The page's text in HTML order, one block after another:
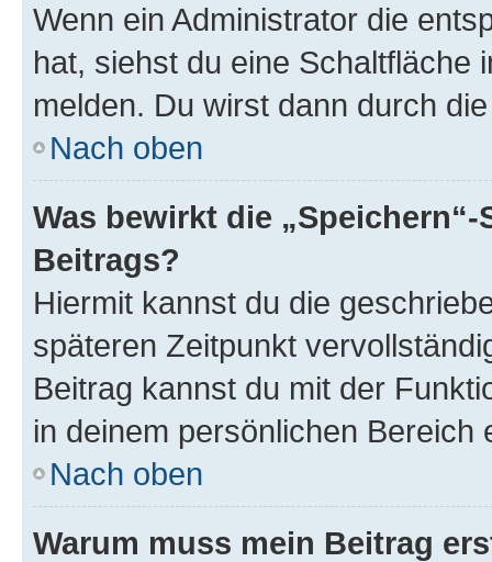
Wenn ein Administrator die
hat, siehst du eine Schaltfläche
melden. Du wirst dann durch
Nach oben
Was bewirkt die
Beitrags?
Hiermit kannst du die
späteren Zeitpunkt
Beitrag kannst du mit der
in deinem persönlichen Bereich
Nach oben
Warum muss mein Beitrag